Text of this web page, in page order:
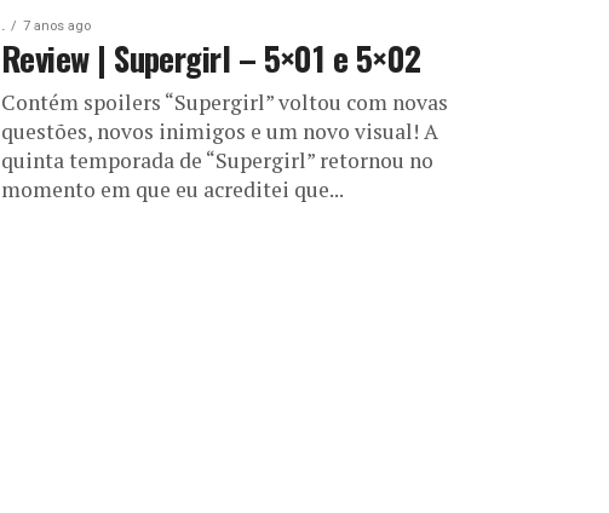
. 7 anos ago
Review | Supergirl – 5×01 e 5×02
Contém spoilers “Supergirl” voltou com novas
questões, novos inimigos e um novo visual! A
quinta temporada de “Supergirl” retornou no
momento em que eu acreditei que...